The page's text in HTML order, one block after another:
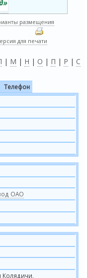
размещения
для печати
| М | Н | О | П | Р | С
Телефон
ОАО
Колядичи,